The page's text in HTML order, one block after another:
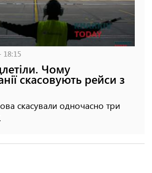
18:15
Чому
скасовують рейси з
скасували одночасно три